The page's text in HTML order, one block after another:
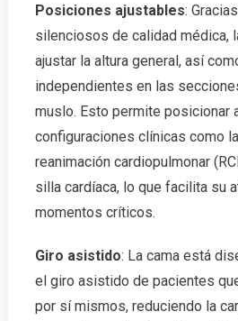
Posiciones ajustables:
silenciosos de calidad médica,
ajustar la altura general, así
independientes en las
muslo. Esto permite posicionar
configuraciones clínicas como
reanimación cardiopulmonar
silla cardíaca, lo que facilita su
momentos críticos.
Giro asistido: La cama está
el giro asistido de pacientes
por sí mismos, reduciendo la